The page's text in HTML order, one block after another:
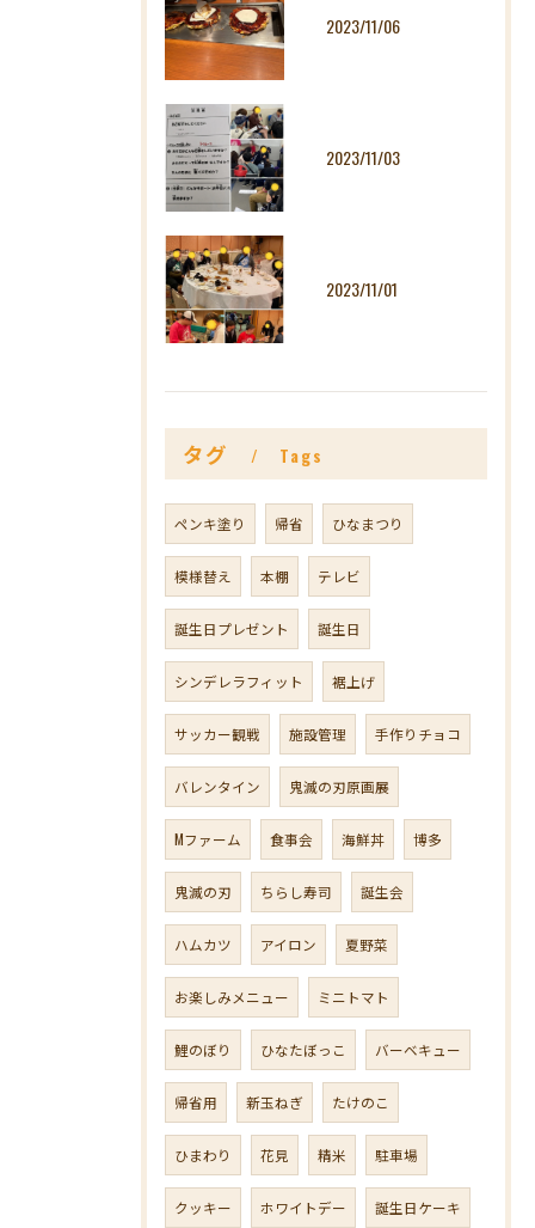
2023/11/06
2023/11/03
2023/11/01
タグ Tags
ペンキ塗り 帰省 ひなまつり
模様替え 本棚 テレビ
誕生日プレゼント 誕生日
シンデレラフィット 裾上げ
サッカー観戦 施設管理 手作りチョコ
バレンタイン 鬼滅の刃原画展
Mファーム 食事会 海鮮丼 博多
鬼滅の刃 ちらし寿司 誕生会
ハムカツ アイロン 夏野菜
お楽しみメニュー ミニトマト
鯉のぼり ひなたぼっこ バーベキュー
帰省用 新玉ねぎ たけのこ
ひまわり 花見 精米 駐車場
クッキー ホワイトデー 誕生日ケーキ